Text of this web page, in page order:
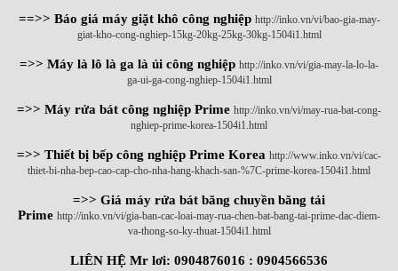
==>> Báo giá máy giặt khô công nghiệp http://inko.vn/vi/bao-gia-may-
giat-kho-cong-nghiep-15kg-20kg-25kg-30kg-1504i1.html
=>> Máy là lô là ga là ủi công nghiệp http://inko.vn/vi/gia-may-la-lo-la-
ga-ui-ga-cong-nghiep-1504i1.html
=>> Máy rửa bát công nghiệp Prime http://inko.vn/vi/may-rua-bat-cong-
nghiep-prime-korea-1504i1.html
=>> Thiết bị bếp công nghiệp Prime Korea http://www.inko.vn/vi/cac-
thiet-bi-nha-bep-cao-cap-cho-nha-hang-khach-san-%7C-prime-korea-1504i1.html
=>> Giá máy rửa bát băng chuyền băng tải
Prime http://inko.vn/vi/gia-ban-cac-loai-may-rua-chen-bat-bang-tai-prime-dac-diem-
va-thong-so-ky-thuat-1504i1.html
LIÊN HỆ Mr lơi: 0904876016 : 0904566536